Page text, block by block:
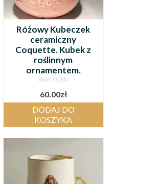
Różowy Kubeczek
ceramiczny
Coquette. Kubek z
roślinnym
ornamentem.
BRAK OCEN
60.00zł
DODAJ DO
KOSZYKA